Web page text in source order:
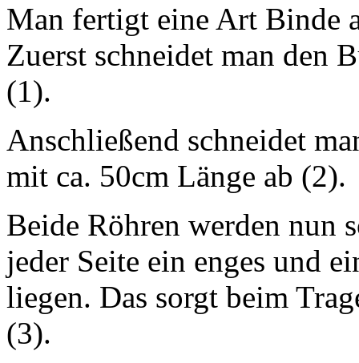
Man fertigt eine Art Binde
Zuerst schneidet man den
(1).
Anschließend schneidet
mit ca. 50cm Länge ab (2).
Beide Röhren werden nun
jeder Seite ein enges und
liegen. Das sorgt beim
(3).